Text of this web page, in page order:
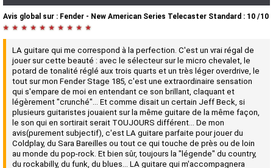
Avis global sur : Fender - New American Series Telecaster Standard : 10 /10
★ ★ ★ ★ ★ ★ ★ ★ ★ ★
LA guitare qui me correspond à la perfection. C'est un vrai régal de
jouer sur cette beauté : avec le sélecteur sur le micro chevalet, le
potard de tonalité réglé aux trois quarts et un très léger overdrive, le
tout sur mon Fender Stage 185, c'est une extraordinaire sensation
qui s'empare de moi en entendant ce son brillant, claquant et
légèrement "crunché"... Et comme disait un certain Jeff Beck, si
plusieurs guitaristes jouaient sur la même guitare de la même façon,
le son qui en sortirait serait TOUJOURS différent... De mon
avis(purement subjectif), c'est LA guitare parfaite pour jouer du
Coldplay, du Sara Bareilles ou tout ce qui touche de près ou de loin
au monde du pop-rock. Et bien sûr, toujours la "légende" du country,
du rockabilly, du funk, du blues... LA guitare qui m'accompagnera